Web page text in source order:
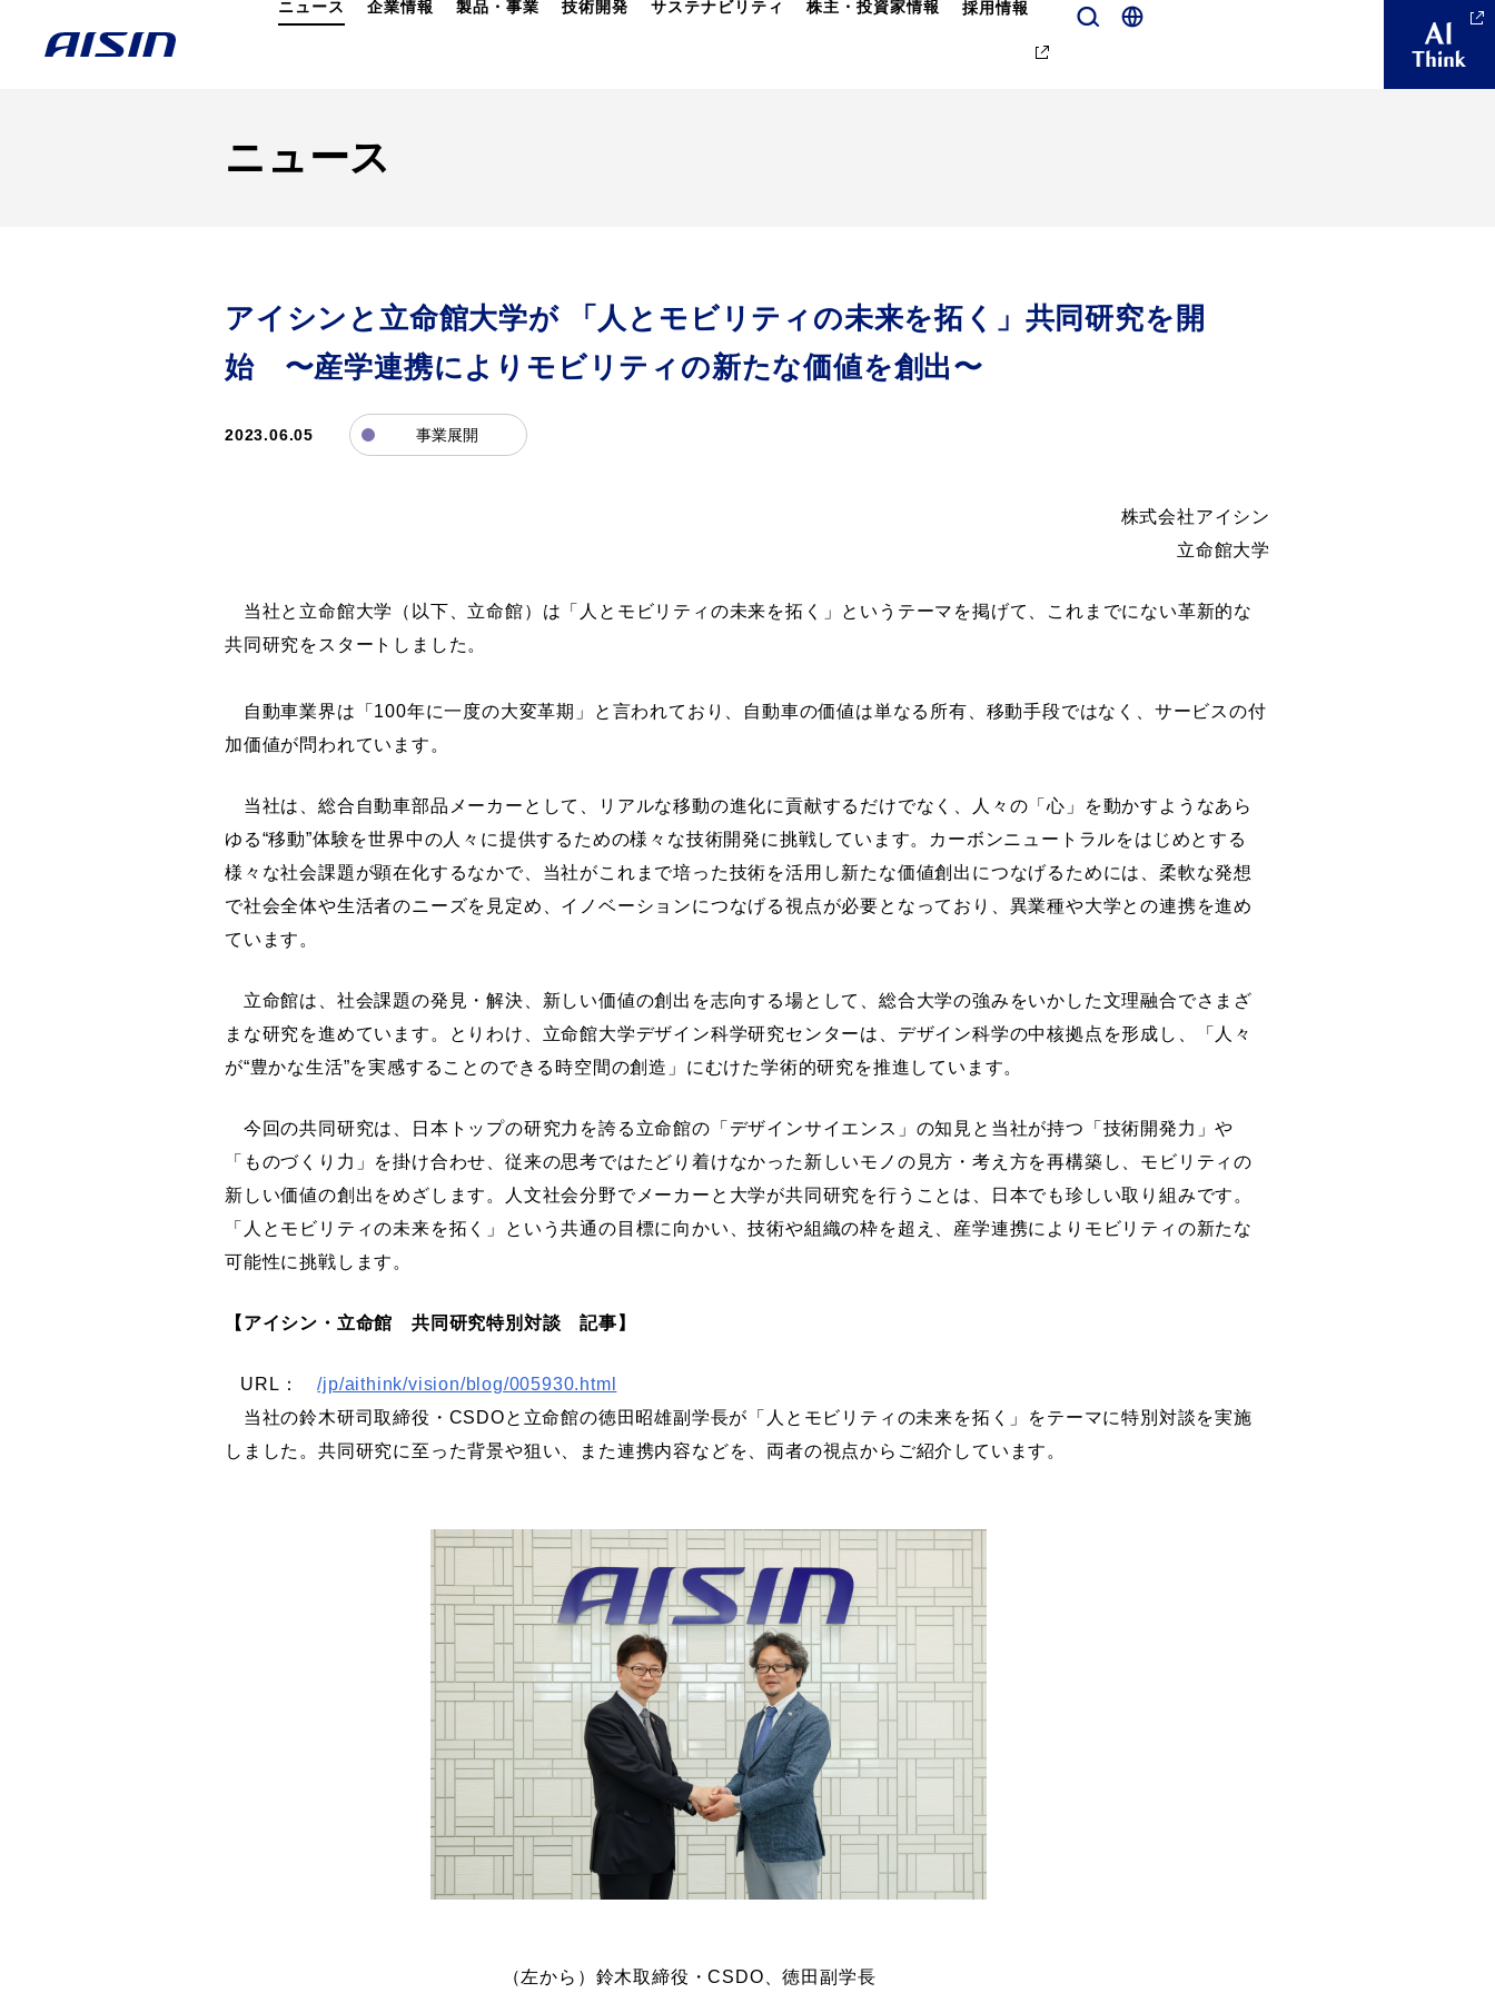
ニュース 企業情報 製品・事業 技術開発 サステナビリティ 株主・投資家情報 採用情報
ニュース
アイシンと立命館大学が 「人とモビリティの未来を拓く」共同研究を開
始 〜産学連携によりモビリティの新たな価値を創出〜
2023.06.05 事業展開
株式会社アイシン
立命館大学
当社と立命館大学（以下、立命館）は「人とモビリティの未来を拓く」というテーマを掲げて、これまでにない革新的な
共同研究をスタートしました。
自動車業界は「100年に一度の大変革期」と言われており、自動車の価値は単なる所有、移動手段ではなく、サービスの付
加価値が問われています。
当社は、総合自動車部品メーカーとして、リアルな移動の進化に貢献するだけでなく、人々の「心」を動かすようなあら
ゆる“移動”体験を世界中の人々に提供するための様々な技術開発に挑戦しています。カーボンニュートラルをはじめとする
様々な社会課題が顕在化するなかで、当社がこれまで培った技術を活用し新たな価値創出につなげるためには、柔軟な発想
で社会全体や生活者のニーズを見定め、イノベーションにつなげる視点が必要となっており、異業種や大学との連携を進め
ています。
立命館は、社会課題の発見・解決、新しい価値の創出を志向する場として、総合大学の強みをいかした文理融合でさまざ
まな研究を進めています。とりわけ、立命館大学デザイン科学研究センターは、デザイン科学の中核拠点を形成し、「人々
が“豊かな生活”を実感することのできる時空間の創造」にむけた学術的研究を推進しています。
今回の共同研究は、日本トップの研究力を誇る立命館の「デザインサイエンス」の知見と当社が持つ「技術開発力」や
「ものづくり力」を掛け合わせ、従来の思考ではたどり着けなかった新しいモノの見方・考え方を再構築し、モビリティの
新しい価値の創出をめざします。人文社会分野でメーカーと大学が共同研究を行うことは、日本でも珍しい取り組みです。
「人とモビリティの未来を拓く」という共通の目標に向かい、技術や組織の枠を超え、産学連携によりモビリティの新たな
可能性に挑戦します。
【アイシン・立命館 共同研究特別対談 記事】
URL：/jp/aithink/vision/blog/005930.html
当社の鈴木研司取締役・CSDOと立命館の徳田昭雄副学長が「人とモビリティの未来を拓く」をテーマに特別対談を実施
しました。共同研究に至った背景や狙い、また連携内容などを、両者の視点からご紹介しています。
（左から）鈴木取締役・CSDO、徳田副学長